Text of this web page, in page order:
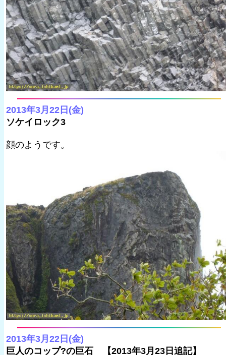
2013年3月22日(金)
ソケイロック3
顔のようです。
2013年3月22日(金)
巨人のコップ?の巨石 【2013年3月23日追記】